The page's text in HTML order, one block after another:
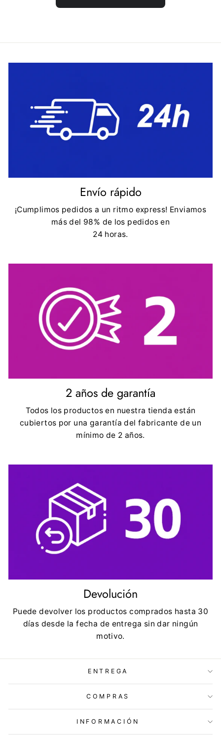
Envío rápido
¡Cumplimos pedidos a un ritmo express! Enviamos
más del 98% de los pedidos en
24 horas.
2 años de garantía
Todos los productos en nuestra tienda están
cubiertos por una garantía del fabricante de un
mínimo de 2 años.
Devolución
Puede devolver los productos comprados hasta 30
días desde la fecha de entrega sin dar ningún
motivo.
ENTREGA
COMPRAS
INFORMACIÓN